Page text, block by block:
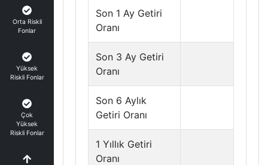
Orta Riskli
Fonlar
Yüksek
Riskli Fonlar
Çok
Yüksek
Riskli Fonlar
Son 1 Ay Getiri
Oranı
Son 3 Ay Getiri
Oranı
Son 6 Aylık
Getiri Oranı
1 Yıllık Getiri
Oranı